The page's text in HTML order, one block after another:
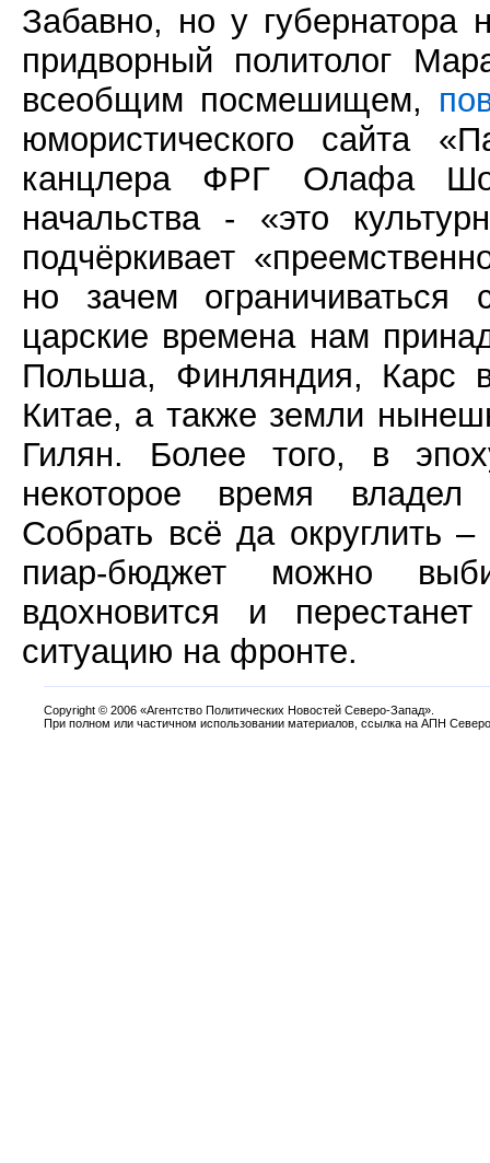
Забавно, но у губернатора
придворный политолог
всеобщим посмешищем,
юмористического сайта
канцлера ФРГ Олафа
начальства - «это
подчёркивает
но зачем ограничиваться
царские времена нам
Польша, Финляндия, Карс
Китае, а также земли
Гилян. Более того, в
некоторое время владел
Собрать всё да округлить
пиар-бюджет можно
вдохновится и
ситуацию на фронте.
Copyright © 2006 «Агентство Политических Новостей Северо-Запад».
При полном или частичном использовании материалов, ссылка на АПН